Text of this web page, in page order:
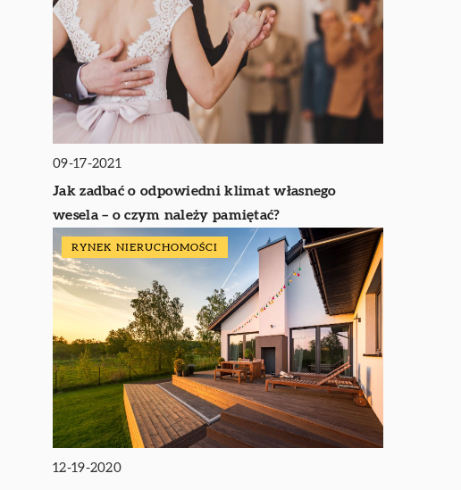
09-17-2021
Jak zadbać o odpowiedni klimat własnego
wesela – o czym należy pamiętać?
RYNEK NIERUCHOMOŚCI
12-19-2020